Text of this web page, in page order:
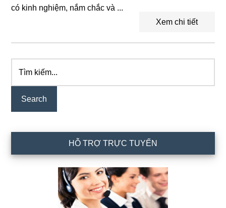
có kinh nghiệm, nắm chắc và ...
Xem chi tiết
Primary
Sidebar
kiếm...
HỖ TRỢ TRỰC TUYẾN